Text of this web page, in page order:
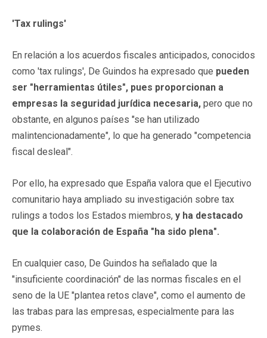
'Tax rulings'
En relación a los acuerdos fiscales anticipados, conocidos
como 'tax rulings', De Guindos ha expresado que pueden
ser "herramientas útiles", pues proporcionan a
empresas la seguridad jurídica necesaria, pero que no
obstante, en algunos países "se han utilizado
malintencionadamente", lo que ha generado "competencia
fiscal desleal".
Por ello, ha expresado que España valora que el Ejecutivo
comunitario haya ampliado su investigación sobre tax
rulings a todos los Estados miembros, y ha destacado
que la colaboración de España "ha sido plena".
En cualquier caso, De Guindos ha señalado que la
"insuficiente coordinación" de las normas fiscales en el
seno de la UE "plantea retos clave", como el aumento de
las trabas para las empresas, especialmente para las
pymes.